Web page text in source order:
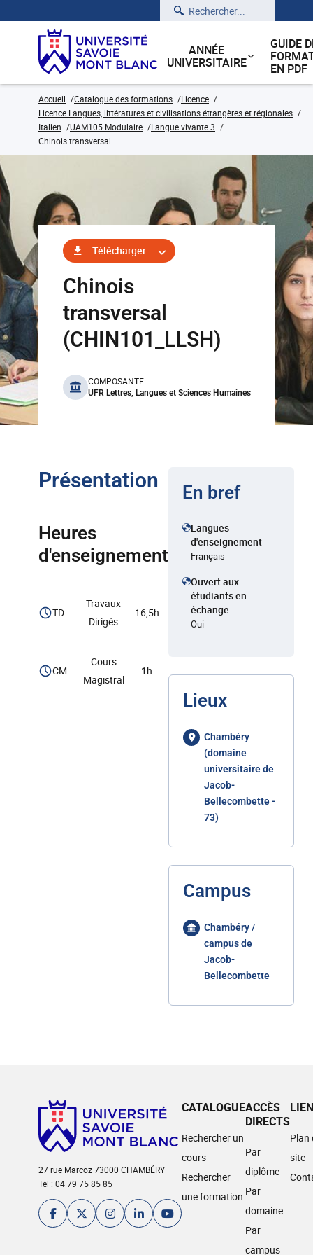
Rechercher
ANNÉE
UNIVERSITAIRE
GUIDE
EN PDF
Accueil Catalogue des formations
Licence
Licence Langues, littératures et civilisations étrangères et régionales
Italien
UAM105 Modulaire
Langue vivante 3
Chinois transversal
Télécharger
Chinois
transversal
(CHIN101_LLSH)
benefits
COMPOSANTE
UFR Lettres, Langues et Sciences Humaines
Présentation
Heures
d'enseignement
TD
Travaux
Dirigés
16,5h
CM
Cours
Magistral
1h
En bref
Langues
d'enseignement
Français
Ouvert aux
étudiants en
échange
Oui
Lieux
Chambéry
(domaine
universitaire de
Jacob-
Bellecombette -
73)
Campus
Chambéry /
campus de
Jacob-
Bellecombette
27 rue Marcoz 73000 CHAMBÉRY
Tél : 04 79 75 85 85
CATALOGUE
Rechercher un
cours
Rechercher
une formation
ACCÈS
DIRECTS
Par
diplôme
Par
domaine
Par
campus
Plan
site